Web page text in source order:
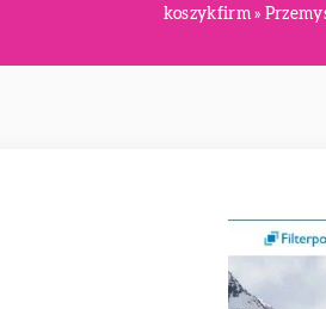
koszykfirm»